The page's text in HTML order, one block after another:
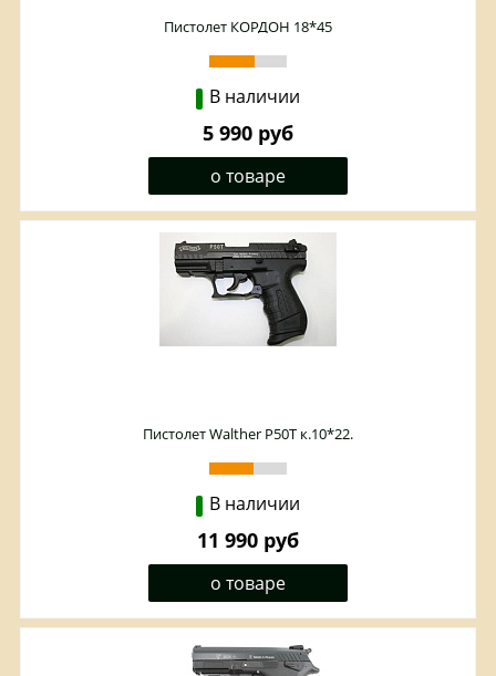
Пистолет КОРДОН 18*45
В наличии
5 990 руб
о товаре
Пистолет Walther P50T к.10*22.
В наличии
11 990 руб
о товаре